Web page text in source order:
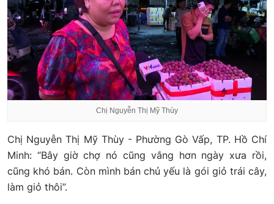
Chị Nguyễn Thị Mỹ Thùy
Chị Nguyễn Thị Mỹ Thùy - Phường Gò Vấp, TP. Hồ Chí
Minh: “Bây giờ chợ nó cũng vắng hơn ngày xưa rồi,
cũng khó bán. Còn mình bán chủ yếu là gói giỏ trái cây,
làm giỏ thôi”.